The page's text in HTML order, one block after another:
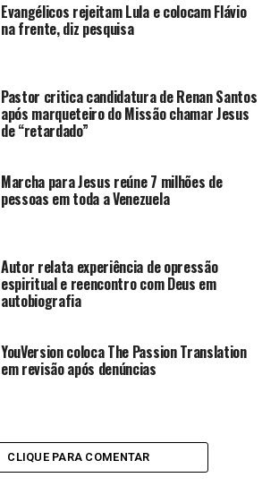
Evangélicos rejeitam Lula e colocam Flávio
na frente, diz pesquisa
Pastor critica candidatura de Renan Santos
após marqueteiro do Missão chamar Jesus
de “retardado”
Marcha para Jesus reúne 7 milhões de
pessoas em toda a Venezuela
Autor relata experiência de opressão
espiritual e reencontro com Deus em
autobiografia
YouVersion coloca The Passion Translation
em revisão após denúncias
CLIQUE PARA COMENTAR